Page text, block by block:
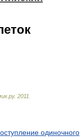
. 2011
одиночного